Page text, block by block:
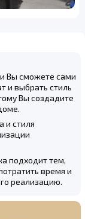
Вы сможете сами
и выбрать стиль
Вы создадите
стиля
подходит тем,
время и
реализацию.